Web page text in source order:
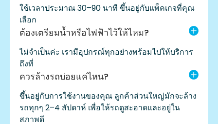
ใช้เวลาประมาณ 30–90 นาที ขึ้นอยู่กับแพ็คเกจที่คุณ
เลือก
ต้องเตรียมน้ำหรือไฟฟ้าไว้ให้ไหม?
ไม่จำเป็นค่ะ เรามีอุปกรณ์ทุกอย่างพร้อมไปให้บริการ
ถึงที่
ควรล้างรถบ่อยแค่ไหน?
ขึ้นอยู่กับการใช้งานของคุณ ลูกค้าส่วนใหญ่มักจะล้าง
รถทุกๆ 2–4 สัปดาห์ เพื่อให้รถดูสะอาดและอยู่ใน
สภาพดี